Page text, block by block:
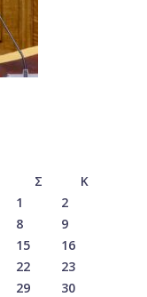
Σ
Κ
1
2
8
9
15
16
22
23
29
30